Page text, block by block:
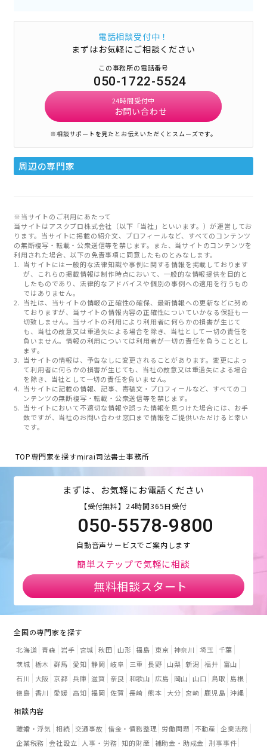
電話相談受付中！
まずはお気軽にご相談ください
この事務所の電話番号
050-1722-5524
24時間受付中
お問い合わせ
※相談サポートを見たとお伝えいただくとスムーズです。
周辺の専門家
※当サイトのご利用にあたって
当サイトはアスクプロ株式会社（以下「当社」といいます。）が運営してお
ります。当サイトに掲載の紹介文、プロフィールなど、すべてのコンテンツ
の無断複写・転載・公衆送信等を禁じます。また、当サイトのコンテンツを
利用された場合、以下の免責事項に同意したものとみなします。
当サイトには一般的な法律知識や事例に関する情報を掲載しております
が、これらの掲載情報は制作時点において、一般的な情報提供を目的と
したものであり、法律的なアドバイスや個別の事例への適用を行うもの
ではありません。
当社は、当サイトの情報の正確性の確保、最新情報への更新などに努め
ておりますが、当サイトの情報内容の正確性についていかなる保証も一
切致しません。当サイトの利用により利用者に何らかの損害が生じて
も、当社の故意又は重過失による場合を除き、当社として一切の責任を
負いません。情報の利用については利用者が一切の責任を負うこととし
ます。
当サイトの情報は、予告なしに変更されることがあります。変更によっ
て利用者に何らかの損害が生じても、当社の故意又は重過失による場合
を除き、当社として一切の責任を負いません。
当サイトに記載の情報、記事、寄稿文・プロフィールなど、すべてのコ
ンテンツの無断複写・転載・公衆送信等を禁じます。
当サイトにおいて不適切な情報や誤った情報を見つけた場合には、お手
数ですが、当社のお問い合わせ窓口まで情報をご提供いただけると幸い
です。
TOP専門家を探すmirai司法書士事務所
まずは、お気軽にお電話ください
【受付無料】24時間365日受付
050-5578-9800
自動音声サービスでご案内します
簡単ステップで気軽に相談
無料相談スタート
全国の専門家を探す
北海道 青森 岩手 宮城 秋田 山形 福島 東京 神奈川 埼玉
千葉
茨城 栃木 群馬 愛知 静岡 岐阜 三重 長野 山梨 新潟 福井
富山
石川
大阪 京都 兵庫 滋賀 奈良 和歌山 広島 岡山 山口 鳥取
島根
徳島 香川 愛媛 高知 福岡 佐賀 長崎 熊本 大分 宮崎 鹿児島 沖縄
相談内容
離婚・浮気 相続 交通事故 借金・債務整理 労働問題 不動産 企業法務
企業税務 会社設立 人事・労務 知的財産 補助金・助成金 刑事事件